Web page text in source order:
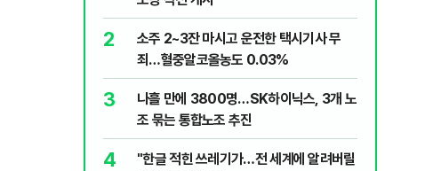
2
소주 2~3잔 마시고 운전한 택시기사 무
죄…혈중알코올농도 0.03%
3
나흘 만에 3800명…SK하이닉스, 3개 노
조 묶는 통합노조 추진
4
"한글 적힌 쓰레기가…전 세계에 알려버릴